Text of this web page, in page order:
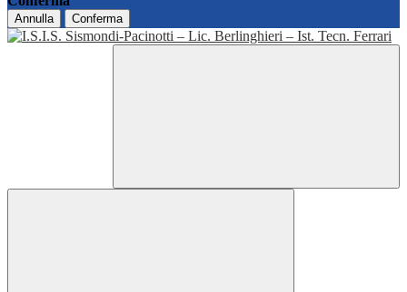
Annulla Conferma